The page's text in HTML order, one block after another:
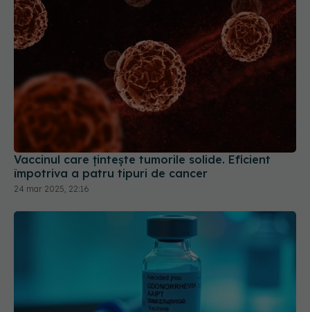
Vaccinul care țintește tumorile solide. Eficient
împotriva a patru tipuri de cancer
24 mar 2025, 22:16